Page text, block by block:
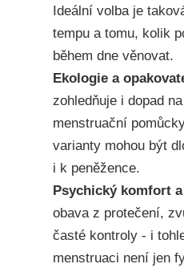
Ideální volba je
tempu a tomu, kolik
během dne věnovat.
Ekologie a
zohledňuje i dopad
menstruační
varianty mohou být
i k peněžence.
Psychický komfort
obava z protečení,
časté kontroly - i
menstruaci není jen